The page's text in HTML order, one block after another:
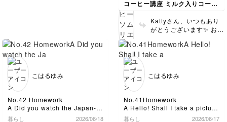
★アイスブレンド/苦味強めのコ
ク
★カフェインレス/97%カット！
☆ココア
☆抹茶ラテ
☆抹茶ショコラ
☆カフェオレ
☆カフェモカ
んだお城です。
17年ほど住んだことで有名で
す。とても小さいお城なのです
が、大河で家康を演じた松本潤
さんがいらっしゃった時は、大
盛り上がりでしたよ😊
named Momota who’s
been so popular now.
ハマズーのモモというお
母さんが産んだモモ太と
いうこぐまちゃんが爆発
的なにん気になっている
そうです。 役者も直接
のですね。ライママさん
うらやましい
苦味：2
コク：5
トアルコトラジャはアラビカ種
の傑作だそうです。
私は豆11gにお湯160mlでいれ
ました
もうめちゃくちゃいい匂いがす
るんですよ！この豆！！！
ฅ^•ω•^ฅずっと嗅いでいたい…
コク深くて本当に美味しい！こ
れがコーヒーか！すごい！って
なりました✨
お湯が冷めちゃったのか酸味が
強めに出てしまったのでミルク
コーヒー講座 ミルク入りコーヒ
ー編
Kattyさん、いつもあり
がとうございます✨ おっ
く、バランスが取れてい
てとても美味しいですよ
りますが、トアルコトラ
ジャのシングルやトラジ
ズなども美味しいです☕
トラジャブレンドは上品
な味わいなので、自宅で
こはるゆみ
No.42 Homework
A Did you watch the Japan-
Netherlands match?
暮らし 2026/06/18
こはるゆみ
No.41Homework
A Hello! Shall I take a picture
for you?
暮らし 2026/06/17